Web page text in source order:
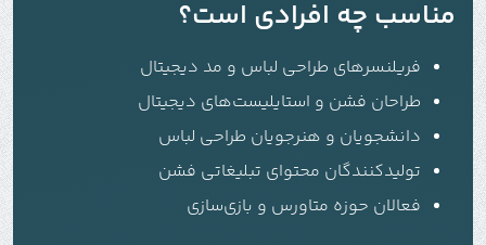
مناسب چه افرادی است؟
فریلنسرهای طراحی لباس و مد دیجیتال
طراحان فشن و استایلیست‌های دیجیتال
دانشجویان و هنرجویان طراحی لباس
تولیدکنندگان محتوای تبلیغاتی فشن
فعالان حوزه متاورس و بازی‌سازی